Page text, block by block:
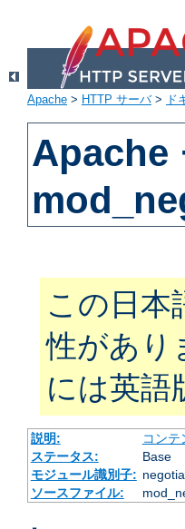
Apache > HTTP サーバ> ド
Apache
この日本
性があり
には英語
説明: コンテ
ステータス:
Base
モジュール識別子:
ソースファイル: